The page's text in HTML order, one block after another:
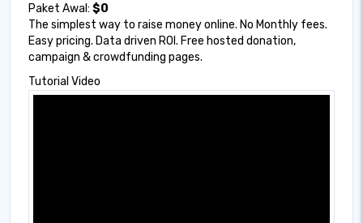
Paket Awal: $0
The simplest way to raise money online. No Monthly fees.
Easy pricing. Data driven ROI. Free hosted donation,
campaign & crowdfunding pages.
Tutorial Video